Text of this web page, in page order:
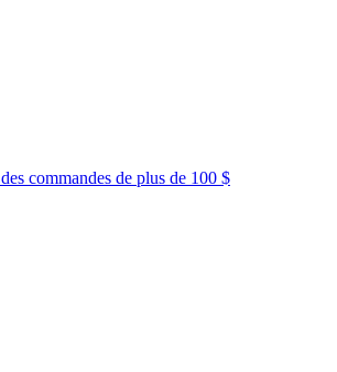
des commandes de plus de 100 $